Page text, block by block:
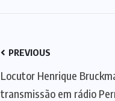
PREVIOUS
Locutor Henrique
transmissão em rádio